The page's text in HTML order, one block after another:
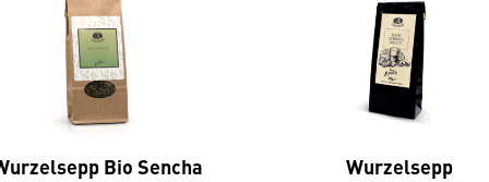
Bio Sencha
Wurzelsepp